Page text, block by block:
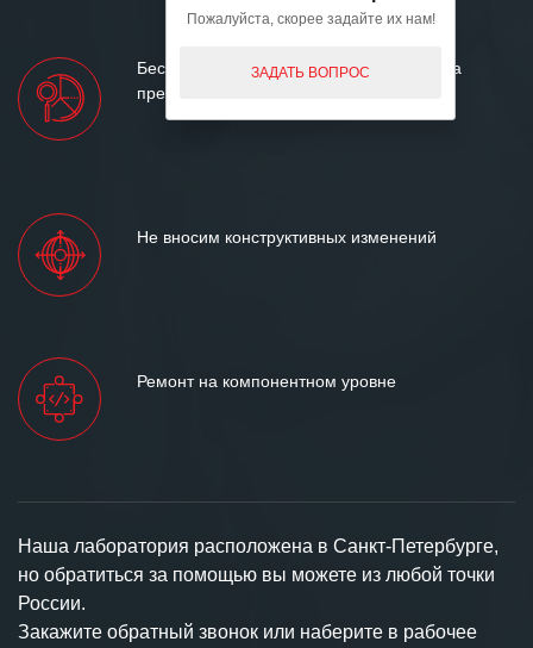
Бесплатный предварительный осмотр на
предмет ремонтопригодности
Не вносим конструктивных изменений
Ремонт на компонентном уровне
Наша лаборатория расположена в Санкт-Петербурге,
но обратиться за помощью вы можете из любой точки
России.
Закажите обратный звонок или наберите в рабочее
Пожалуйста, скорее задайте их нам!
ЗАДАТЬ ВОПРОС